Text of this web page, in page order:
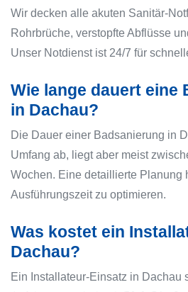
Wir decken alle akuten Sanitär-
Rohrbrüche, verstopfte Abflüsse
Unser Notdienst ist 24/7 für
Wie lange dauert eine
in Dachau?
Die Dauer einer Badsanierung in
Umfang ab, liegt aber meist
Wochen. Eine detaillierte Planung
Ausführungszeit zu optimieren.
Was kostet ein
Dachau?
Ein Installateur-Einsatz in Dachau